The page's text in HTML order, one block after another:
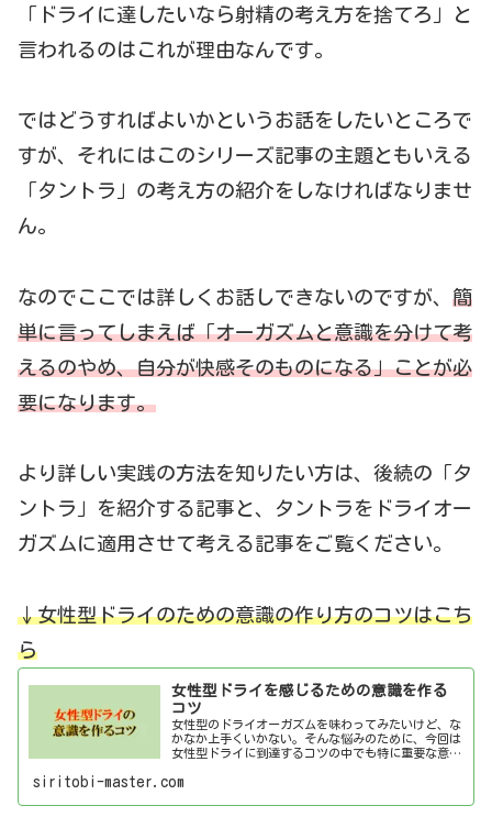
「ドライに達したいなら射精の考え方を捨てろ」と
言われるのはこれが理由なんです。
ではどうすればよいかというお話をしたいところで
すが、それにはこのシリーズ記事の主題ともいえる
「タントラ」の考え方の紹介をしなければなりませ
ん。
なのでここでは詳しくお話しできないのですが、 簡
単に言ってしまえば「オーガズムと意識を分けて考
えるのやめ、自分が快感そのものになる」ことが必
要になります。
より詳しい実践の方法を知りたい方は、後続の「タ
ントラ」を紹介する記事と、タントラをドライオー
ガズムに適用させて考える記事をご覧ください。
↓女性型ドライのための意識の作り方のコツはこち
ら
女性型ドライを感じるための意識を作る
コツ
女性型のドライオーガズムを味わってみたいけど、な
かなか上手くいかない。そんな悩みのために、今回は
女性型ドライに到達するコツの中でも特に重要な意識
siritobi-master.com